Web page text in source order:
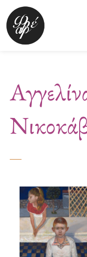
Μετάβαση
στο
περιεχόμενο